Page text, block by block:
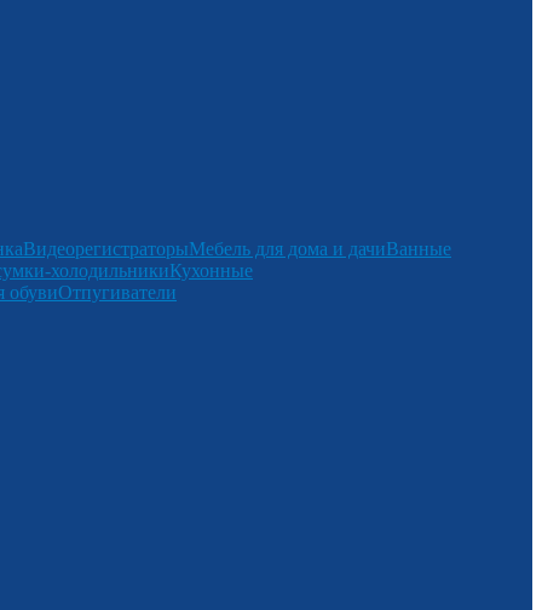
ВидеорегистраторыМебель для дома и дачиВанные
холодильникиКухонные
обувиОтпугиватели